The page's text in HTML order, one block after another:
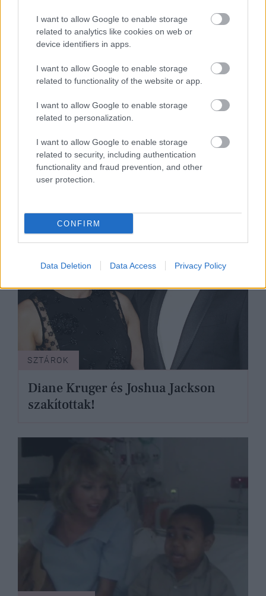
I want to allow Google to enable storage
related to analytics like cookies on web or
device identifiers in apps.
I want to allow Google to enable storage
related to functionality of the website or app.
I want to allow Google to enable storage
related to personalization.
I want to allow Google to enable storage
related to security, including authentication
functionality and fraud prevention, and other
user protection.
CONFIRM
Data Deletion Data Access Privacy Policy
SZTÁRHÍREK
Ne! Lady Gaga és Taylor Kinney
felbontották az eljegyzésüket
SZTÁROK
Diane Kruger és Joshua Jackson
szakítottak!